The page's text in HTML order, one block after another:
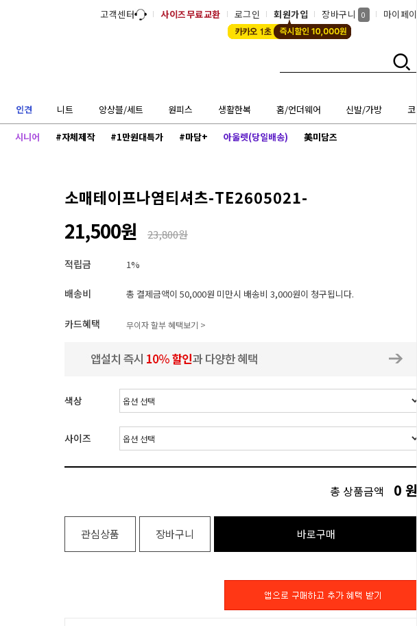
고객센터 사이즈무료교환 로그인 회원가입 장바구니 0 마이페
인견 니트 앙상블/세트 원피스 생활한복 홈/언더웨어 신발/가방
시니어 #자체제작 #1만원대특가 #마담+ 아울렛(당일배송) 美미담즈
소매테이프나염티셔츠-TE2605021-
21,500원 23,800원
적립금 1%
배송비 총 결제금액이 50,000원 미만시 배송비 3,000원이 청구됩니다.
카드혜택 무이자 할부 혜택보기 >
색상
사이즈
총 상품금액 0 원
관심상품 장바구니 바로구매